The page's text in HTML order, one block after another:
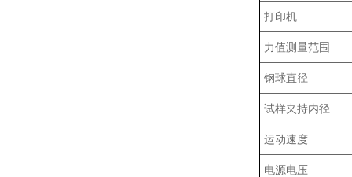
打印机
力值测量范围
钢球直径
试样夹持内径
运动速度
电源电压